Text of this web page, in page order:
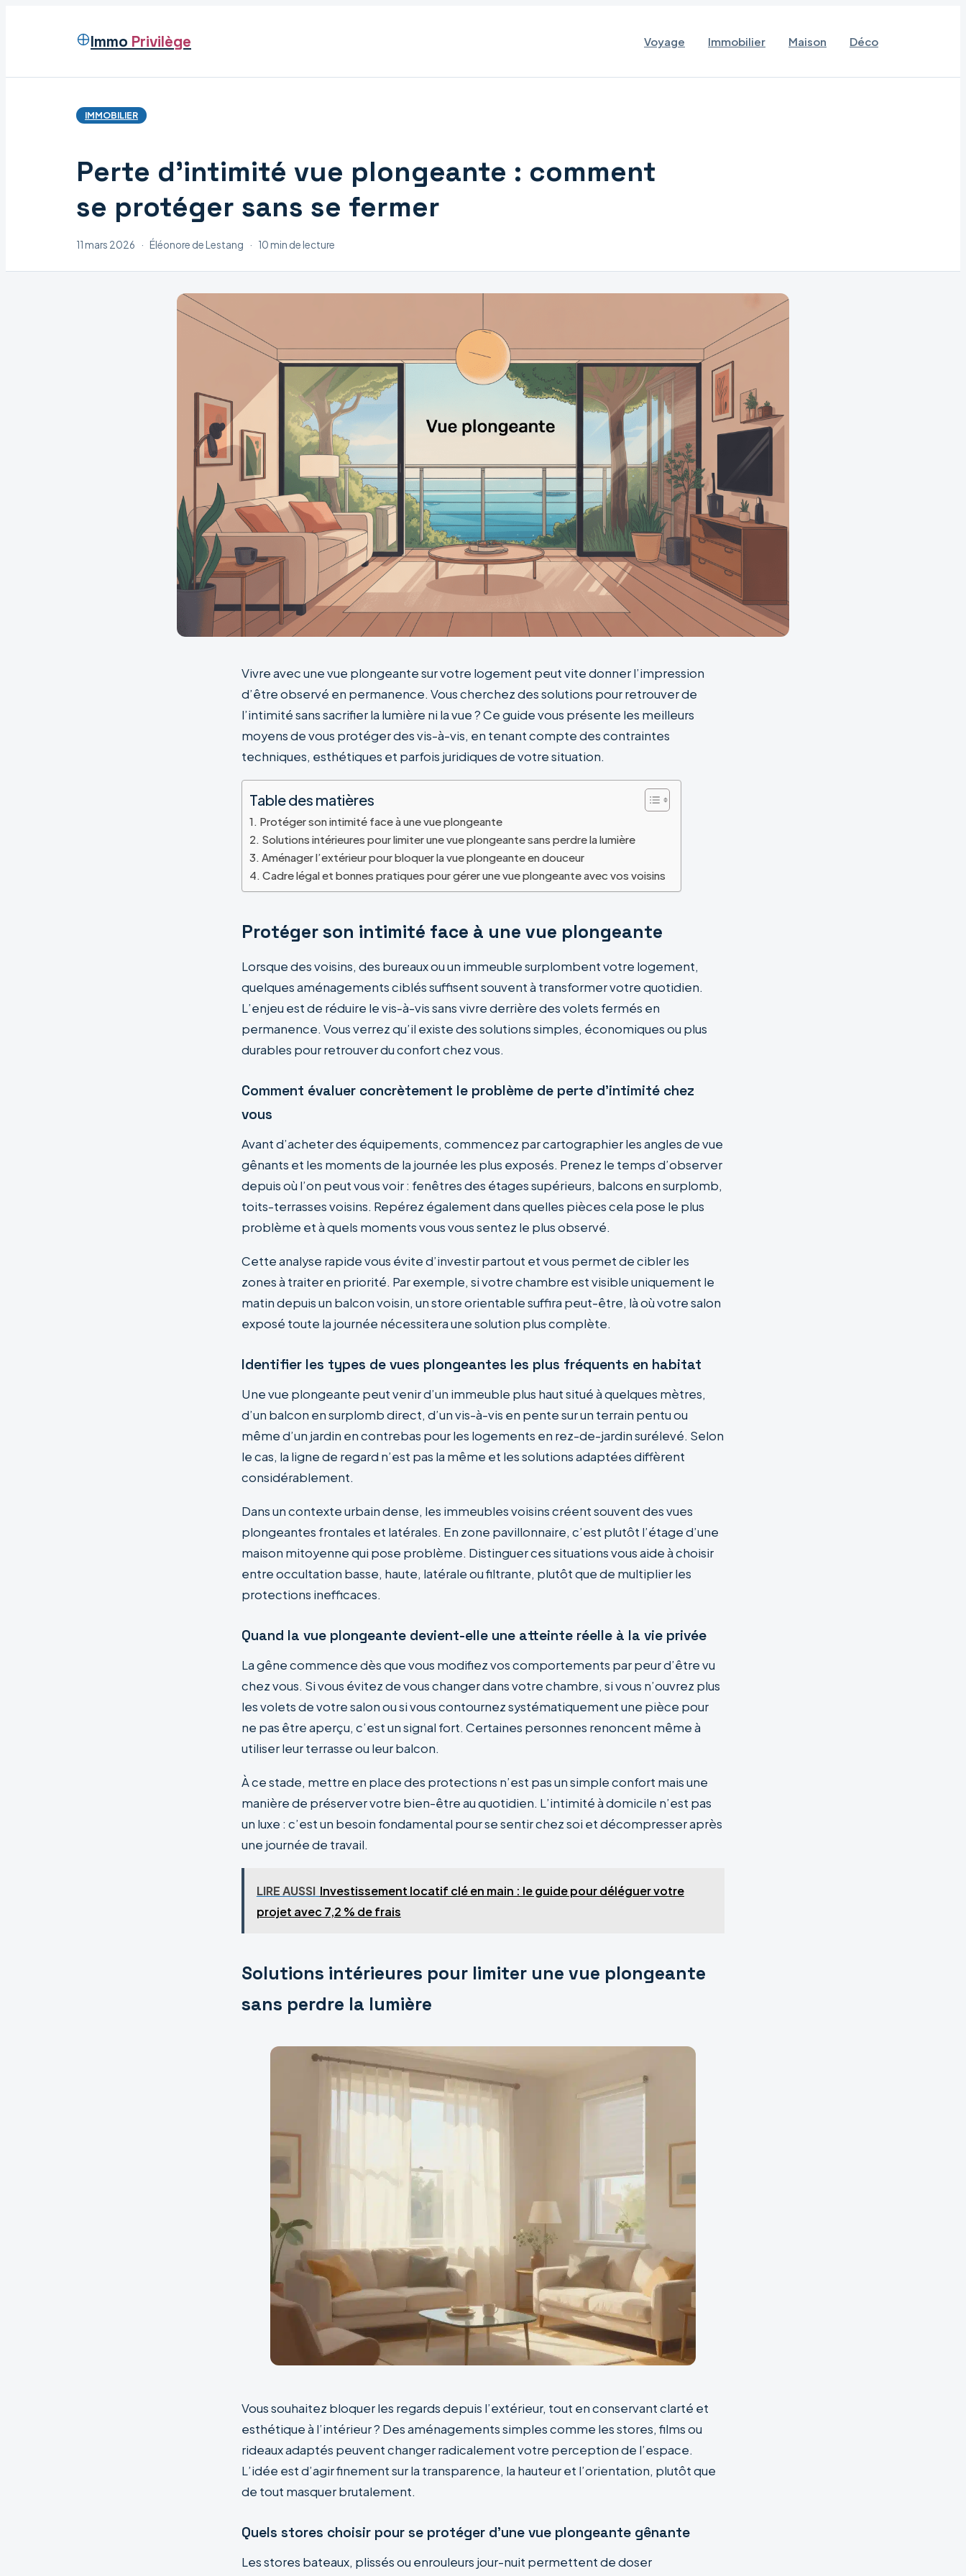
Immo Privilège Voyage Immobilier Maison Déco
IMMOBILIER
Perte d’intimité vue plongeante : comment
se protéger sans se fermer
11 mars 2026 · Éléonore de Lestang · 10 min de lecture
Vivre avec une vue plongeante sur votre logement peut vite donner l’impression
d’être observé en permanence. Vous cherchez des solutions pour retrouver de
l’intimité sans sacrifier la lumière ni la vue ? Ce guide vous présente les meilleurs
moyens de vous protéger des vis-à-vis, en tenant compte des contraintes
techniques, esthétiques et parfois juridiques de votre situation.
Table des matières
Protéger son intimité face à une vue plongeante
Solutions intérieures pour limiter une vue plongeante sans perdre la lumière
Aménager l’extérieur pour bloquer la vue plongeante en douceur
Cadre légal et bonnes pratiques pour gérer une vue plongeante avec vos voisins
Protéger son intimité face à une vue plongeante
Lorsque des voisins, des bureaux ou un immeuble surplombent votre logement,
quelques aménagements ciblés suffisent souvent à transformer votre quotidien.
L’enjeu est de réduire le vis-à-vis sans vivre derrière des volets fermés en
permanence. Vous verrez qu’il existe des solutions simples, économiques ou plus
durables pour retrouver du confort chez vous.
Comment évaluer concrètement le problème de perte d’intimité chez
vous
Avant d’acheter des équipements, commencez par cartographier les angles de vue
gênants et les moments de la journée les plus exposés. Prenez le temps d’observer
depuis où l’on peut vous voir : fenêtres des étages supérieurs, balcons en surplomb,
toits-terrasses voisins. Repérez également dans quelles pièces cela pose le plus
problème et à quels moments vous vous sentez le plus observé.
Cette analyse rapide vous évite d’investir partout et vous permet de cibler les
zones à traiter en priorité. Par exemple, si votre chambre est visible uniquement le
matin depuis un balcon voisin, un store orientable suffira peut-être, là où votre salon
exposé toute la journée nécessitera une solution plus complète.
Identifier les types de vues plongeantes les plus fréquents en habitat
Une vue plongeante peut venir d’un immeuble plus haut situé à quelques mètres,
d’un balcon en surplomb direct, d’un vis-à-vis en pente sur un terrain pentu ou
même d’un jardin en contrebas pour les logements en rez-de-jardin surélevé. Selon
le cas, la ligne de regard n’est pas la même et les solutions adaptées diffèrent
considérablement.
Dans un contexte urbain dense, les immeubles voisins créent souvent des vues
plongeantes frontales et latérales. En zone pavillonnaire, c’est plutôt l’étage d’une
maison mitoyenne qui pose problème. Distinguer ces situations vous aide à choisir
entre occultation basse, haute, latérale ou filtrante, plutôt que de multiplier les
protections inefficaces.
Quand la vue plongeante devient-elle une atteinte réelle à la vie privée
La gêne commence dès que vous modifiez vos comportements par peur d’être vu
chez vous. Si vous évitez de vous changer dans votre chambre, si vous n’ouvrez plus
les volets de votre salon ou si vous contournez systématiquement une pièce pour
ne pas être aperçu, c’est un signal fort. Certaines personnes renoncent même à
utiliser leur terrasse ou leur balcon.
À ce stade, mettre en place des protections n’est pas un simple confort mais une
manière de préserver votre bien-être au quotidien. L’intimité à domicile n’est pas
un luxe : c’est un besoin fondamental pour se sentir chez soi et décompresser après
une journée de travail.
LIRE AUSSI Investissement locatif clé en main : le guide pour déléguer votre
projet avec 7,2 % de frais
Solutions intérieures pour limiter une vue plongeante
sans perdre la lumière
Vous souhaitez bloquer les regards depuis l’extérieur, tout en conservant clarté et
esthétique à l’intérieur ? Des aménagements simples comme les stores, films ou
rideaux adaptés peuvent changer radicalement votre perception de l’espace.
L’idée est d’agir finement sur la transparence, la hauteur et l’orientation, plutôt que
de tout masquer brutalement.
Quels stores choisir pour se protéger d’une vue plongeante gênante
Les stores bateaux, plissés ou enrouleurs jour-nuit permettent de doser